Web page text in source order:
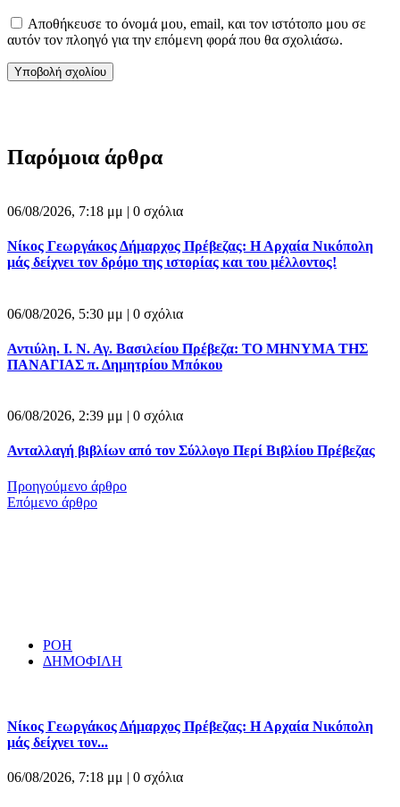
Αποθήκευσε το όνομά μου, email, και τον ιστότοπο μου σε
αυτόν τον πλοηγό για την επόμενη φορά που θα σχολιάσω.
Παρόμοια άρθρα
06/08/2026, 7:18 μμ | 0 σχόλια
Νίκος Γεωργάκος Δήμαρχος Πρέβεζας: Η Αρχαία Νικόπολη
μάς δείχνει τον δρόμο της ιστορίας και του μέλλοντος!
06/08/2026, 5:30 μμ | 0 σχόλια
Αντιύλη. Ι. Ν. Αγ. Βασιλείου Πρέβεζα: ΤΟ ΜΗΝΥΜΑ ΤΗΣ
ΠΑΝΑΓΙΑΣ π. Δημητρίου Μπόκου
06/08/2026, 2:39 μμ | 0 σχόλια
Ανταλλαγή βιβλίων από τον Σύλλογο Περί Βιβλίου Πρέβεζας
Προηγούμενο άρθρο
Επόμενο άρθρο
ΡΟΗ
ΔΗΜΟΦΙΛΗ
Νίκος Γεωργάκος Δήμαρχος Πρέβεζας: Η Αρχαία Νικόπολη
μάς δείχνει τον...
06/08/2026, 7:18 μμ | 0 σχόλια